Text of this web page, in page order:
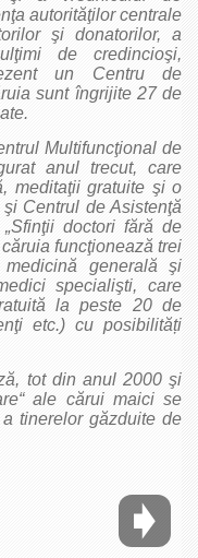
autorităţilor centrale
şi donatorilor, a
de credincioşi,
un Centru de
sunt îngrijite 27 de
Multifuncţional de
anul trecut, care
meditaţii gratuite şi o
Centrul de Asistenţă
doctori fără de
funcţionează trei
generală
şi
specialişti, care
la peste 20 de
etc.) cu posibilități
tot din anul 2000 şi
ale cărui maici se
tinerelor găzduite de